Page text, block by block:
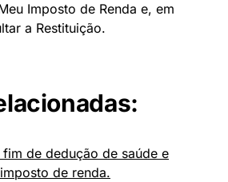
Imposto de Renda e, em
a Restituição.
de dedução de saúde e
de renda.